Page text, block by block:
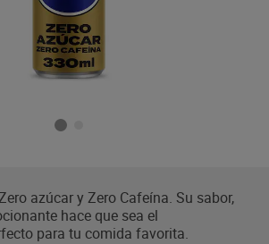
azúcar y Zero Cafeína. Su sabor,
hace que sea el
para tu comida favorita.